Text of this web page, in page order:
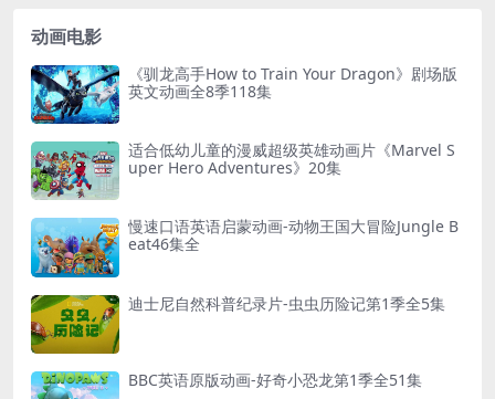
│ │ ├─ 10.Blue.mp4 [70.14MB]
│ │ ├─ 11.Outlaw.mp4 [58.05MB]
│ │ ├─ 12.Birthday Girl.mp4
[75.98MB]
│ │ ├─ 13.Cowboy.mp4 [57.95MB]
│ ├─Season 05：Magic Words
│ │ ├─ 01.Alphablock.A.mp4 [23.78MB]
│ │ ├─ 02.Alphablock.B.mp4 [25.13MB]
│ │ ├─ 03.Alphablock.C.mp4 [33.79MB]
│ │ ├─ 04.Alphablock.D.mp4 [25.20MB]
│ │ ├─ 05.Alphablock.E.mp4 [26.96MB]
│ │ ├─ 06.Alphablock.F.mp4 [30.53MB]
动画电影
《驯龙高手How to Train Your Dragon》剧场版
英文动画全8季118集
适合低幼儿童的漫威超级英雄动画片《Marvel S
uper Hero Adventures》20集
慢速口语英语启蒙动画-动物王国大冒险Jungle B
eat46集全
迪士尼自然科普纪录片-虫虫历险记第1季全5集
BBC英语原版动画-好奇小恐龙第1季全51集